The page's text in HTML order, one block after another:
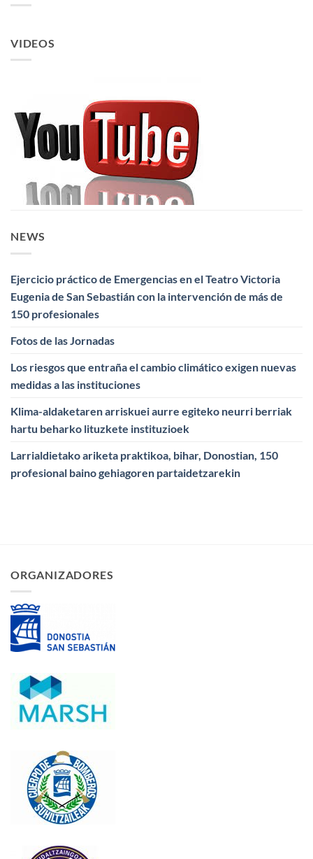
VIDEOS
NEWS
Ejercicio práctico de Emergencias en el Teatro Victoria
Eugenia de San Sebastián con la intervención de más de
150 profesionales
Fotos de las Jornadas
Los riesgos que entraña el cambio climático exigen nuevas
medidas a las instituciones
Klima-aldaketaren arriskuei aurre egiteko neurri berriak
hartu beharko lituzkete instituzioek
Larrialdietako ariketa praktikoa, bihar, Donostian, 150
profesional baino gehiagoren partaidetzarekin
ORGANIZADORES